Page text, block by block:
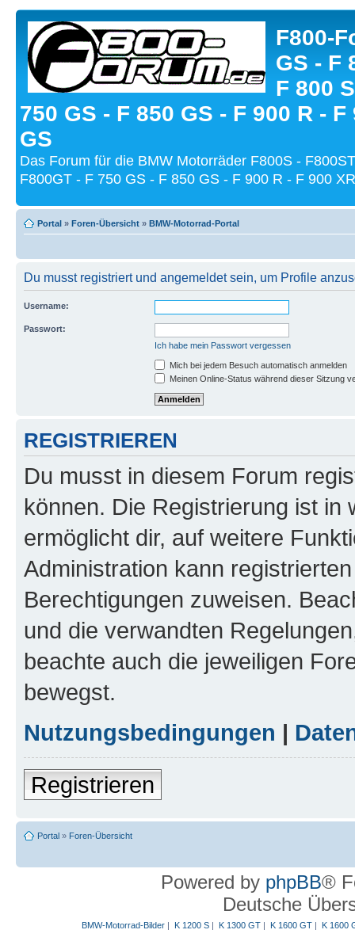
F800-
GS - F
F 800
750 GS - F 850 GS - F 900 R - F
GS
Das Forum für die BMW Motorräder F800S -
F800GT - F 750 GS - F 850 GS - F 900 R - F 900
Portal » Foren-Übersicht » BMW-Motorrad-Portal
Du musst registriert und angemeldet sein, um Profile
Username:
Passwort:
Ich habe mein Passwort vergessen
Mich bei jedem Besuch automatisch anmelden
Meinen Online-Status während dieser Sitzung
REGISTRIEREN
Du musst in diesem Forum
können. Die Registrierung ist in
ermöglicht dir, auf weitere
Administration kann
Berechtigungen zuweisen.
und die verwandten
beachte auch die jeweiligen
bewegst.
Nutzungsbedingungen |
Registrieren
Portal » Foren-Übersicht
Powered by phpBB®
Deutsche
BMW-Motorrad-Bilder| K 1200 S| K 1300 GT| K 1600 GT| K 1600